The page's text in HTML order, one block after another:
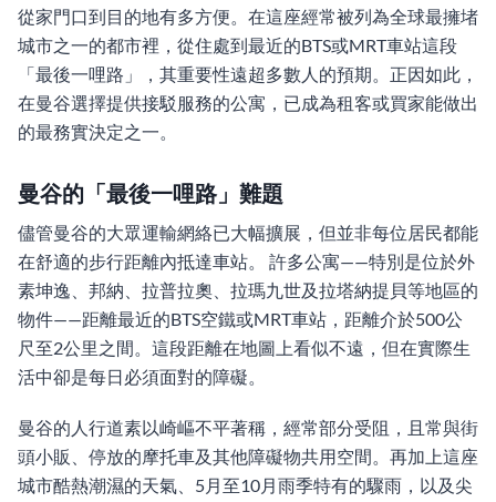
從家門口到目的地有多方便。在這座經常被列為全球最擁堵
城市之一的都市裡，從住處到最近的BTS或MRT車站這段
「最後一哩路」，其重要性遠超多數人的預期。正因如此，
在曼谷選擇提供接駁服務的公寓，已成為租客或買家能做出
的最務實決定之一。
曼谷的「最後一哩路」難題
儘管曼谷的大眾運輸網絡已大幅擴展，但並非每位居民都能
在舒適的步行距離內抵達車站。 許多公寓——特別是位於外
素坤逸、邦納、拉普拉奧、拉瑪九世及拉塔納提貝等地區的
物件——距離最近的BTS空鐵或MRT車站，距離介於500公
尺至2公里之間。這段距離在地圖上看似不遠，但在實際生
活中卻是每日必須面對的障礙。
曼谷的人行道素以崎嶇不平著稱，經常部分受阻，且常與街
頭小販、停放的摩托車及其他障礙物共用空間。再加上這座
城市酷熱潮濕的天氣、5月至10月雨季特有的驟雨，以及尖